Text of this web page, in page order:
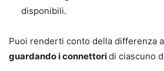
disponibili.
Puoi renderti conto della differenza
guardando i connettoridi ciascuno